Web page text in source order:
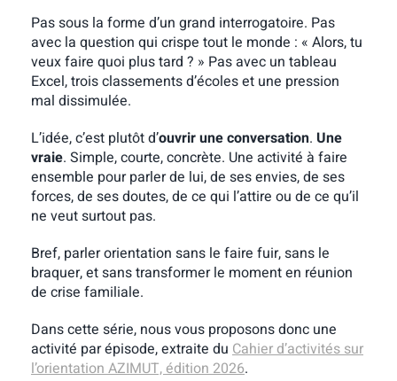
Pas sous la forme d’un grand interrogatoire. Pas
avec la question qui crispe tout le monde : « Alors, tu
veux faire quoi plus tard ? » Pas avec un tableau
Excel, trois classements d’écoles et une pression
mal dissimulée.
L’idée, c’est plutôt d’ouvrir une conversation. Une
vraie. Simple, courte, concrète. Une activité à faire
ensemble pour parler de lui, de ses envies, de ses
forces, de ses doutes, de ce qui l’attire ou de ce qu’il
ne veut surtout pas.
Bref, parler orientation sans le faire fuir, sans le
braquer, et sans transformer le moment en réunion
de crise familiale.
Dans cette série, nous vous proposons donc une
activité par épisode, extraite du Cahier d’activités sur
l’orientation AZIMUT, édition 2026.